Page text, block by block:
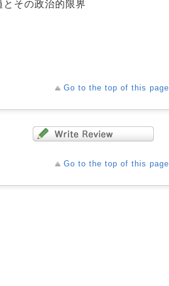
その政治的限界
Go to the top of this page
Go to the top of this page